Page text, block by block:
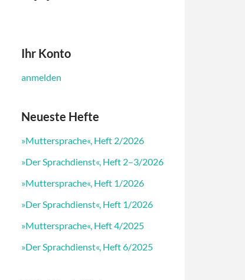
Ihr Konto
anmelden
Neueste Hefte
»Muttersprache«, Heft 2/2026
»Der Sprachdienst«, Heft 2–3/2026
»Muttersprache«, Heft 1/2026
»Der Sprachdienst«, Heft 1/2026
»Muttersprache«, Heft 4/2025
»Der Sprachdienst«, Heft 6/2025